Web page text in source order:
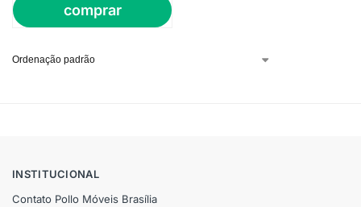
comprar
INSTITUCIONAL
Contato Pollo Móveis Brasília